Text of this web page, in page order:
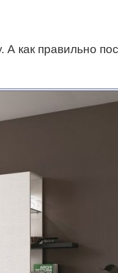
как правильно